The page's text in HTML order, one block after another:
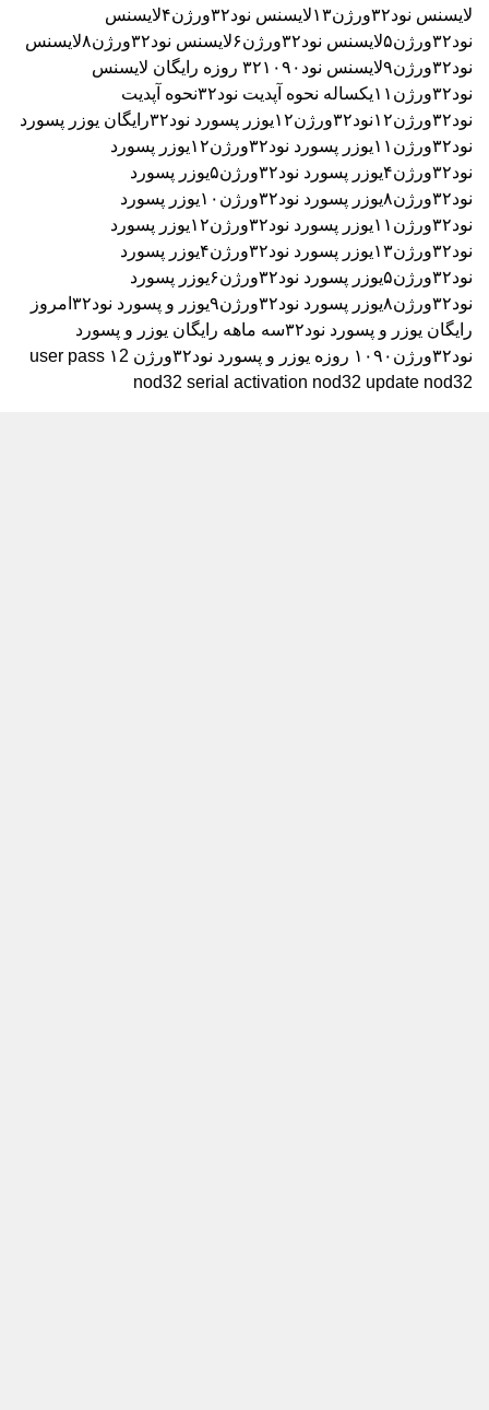
لایسنس نود۳۲ورژن۱۳
لایسنس نود۳۲ورژن۴
لایسنس
نود۳۲ورژن۵
لایسنس نود۳۲ورژن۶ لایسنس نود۳۲ورژن۸
لایسنس
نود۳۲ورژن۹
لایسنس نود۳۲۱۰۹۰ روزه رایگان
لایسنس
نود۳۲ورژن۱۱یکساله
نحوه آپدیت نود۳۲
نحوه آپدیت
نود۳۲ورژن۱۲
نود۳۲ورژن۱۲ یوزر پسورد نود۳۲رایگان
یوزر پسورد
نود۳۲ورژن۱۱
یوزر پسورد نود۳۲ورژن۱۲
یوزر پسورد
نود۳۲ورژن۴
یوزر پسورد نود۳۲ورژن۵
یوزر پسورد
نود۳۲ورژن۸
یوزر پسورد نود۳۲ورژن۱۰
یوزر پسورد
نود۳۲ورژن۱۱
یوزر پسورد نود۳۲ورژن۱۲
یوزر پسورد
نود۳۲ورژن۱۳
یوزر پسورد نود۳۲ورژن۴
یوزر پسورد
نود۳۲ورژن۵
یوزر پسورد نود۳۲ورژن۶
یوزر پسورد
نود۳۲ورژن۸
یوزر پسورد نود۳۲ورژن۹
یوزر و پسورد نود۳۲امروز
رایگان یوزر و پسورد نود۳۲سه ماهه رایگان
یوزر و پسورد
نود۳۲ورژن۱۰۹۰ روزه
یوزر و پسورد نود۳۲ورژن ۱2
user pass
nod32 serial activation nod32 update nod32